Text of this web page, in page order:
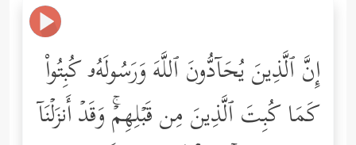
إِنَّ ٱلَّذِینَ یُحَاۤدُّونَ ٱللَّهَ وَرَسُولَهُۥ كُبِتُواْ
كَمَا كُبِتَ ٱلَّذِینَ مِن قَبۡلِهِمۡۚ وَقَدۡ أَنزَلۡنَاۤ